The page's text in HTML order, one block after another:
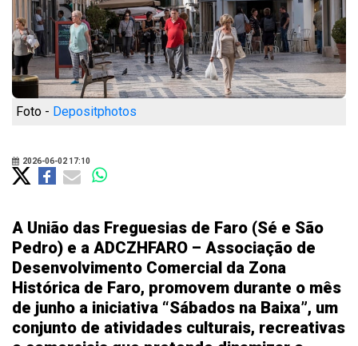
Foto - Depositphotos
2026-06-02 17:10
A União das Freguesias de Faro (Sé e São
Pedro) e a ADCZHFARO – Associação de
Desenvolvimento Comercial da Zona
Histórica de Faro, promovem durante o mês
de junho a iniciativa “Sábados na Baixa”, um
conjunto de atividades culturais, recreativas